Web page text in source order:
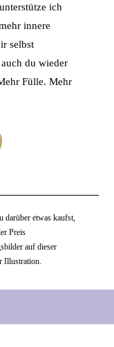
ich
innere
selbst
du wieder
Fülle. Mehr
darüber etwas kaufst,
Preis
auf dieser
Illustration.